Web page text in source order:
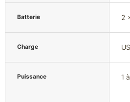
Batterie 2
Charge
Puissance 1